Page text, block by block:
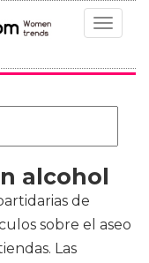
Toggle
alcohol
de
sobre el aseo
Las